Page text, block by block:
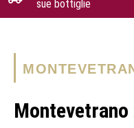
sue bottiglie